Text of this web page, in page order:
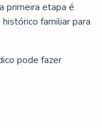
primeira etapa é
familiar para
pode fazer